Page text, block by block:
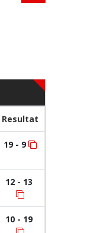
Resultat
19 - 9
12 - 13
10 - 19